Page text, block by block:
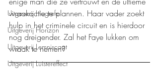
Uitgeverij Hogrefe
Uitgeverij Horizon
Uitgeverij Lemniscaat
Uitgeverij Luistereffect
wraakactie te plannen. Haar vader zoekt
hulp in het criminele circuit en is hierdoor
nog dreigender. Zal het Faye lukken om
wraak te nemen?